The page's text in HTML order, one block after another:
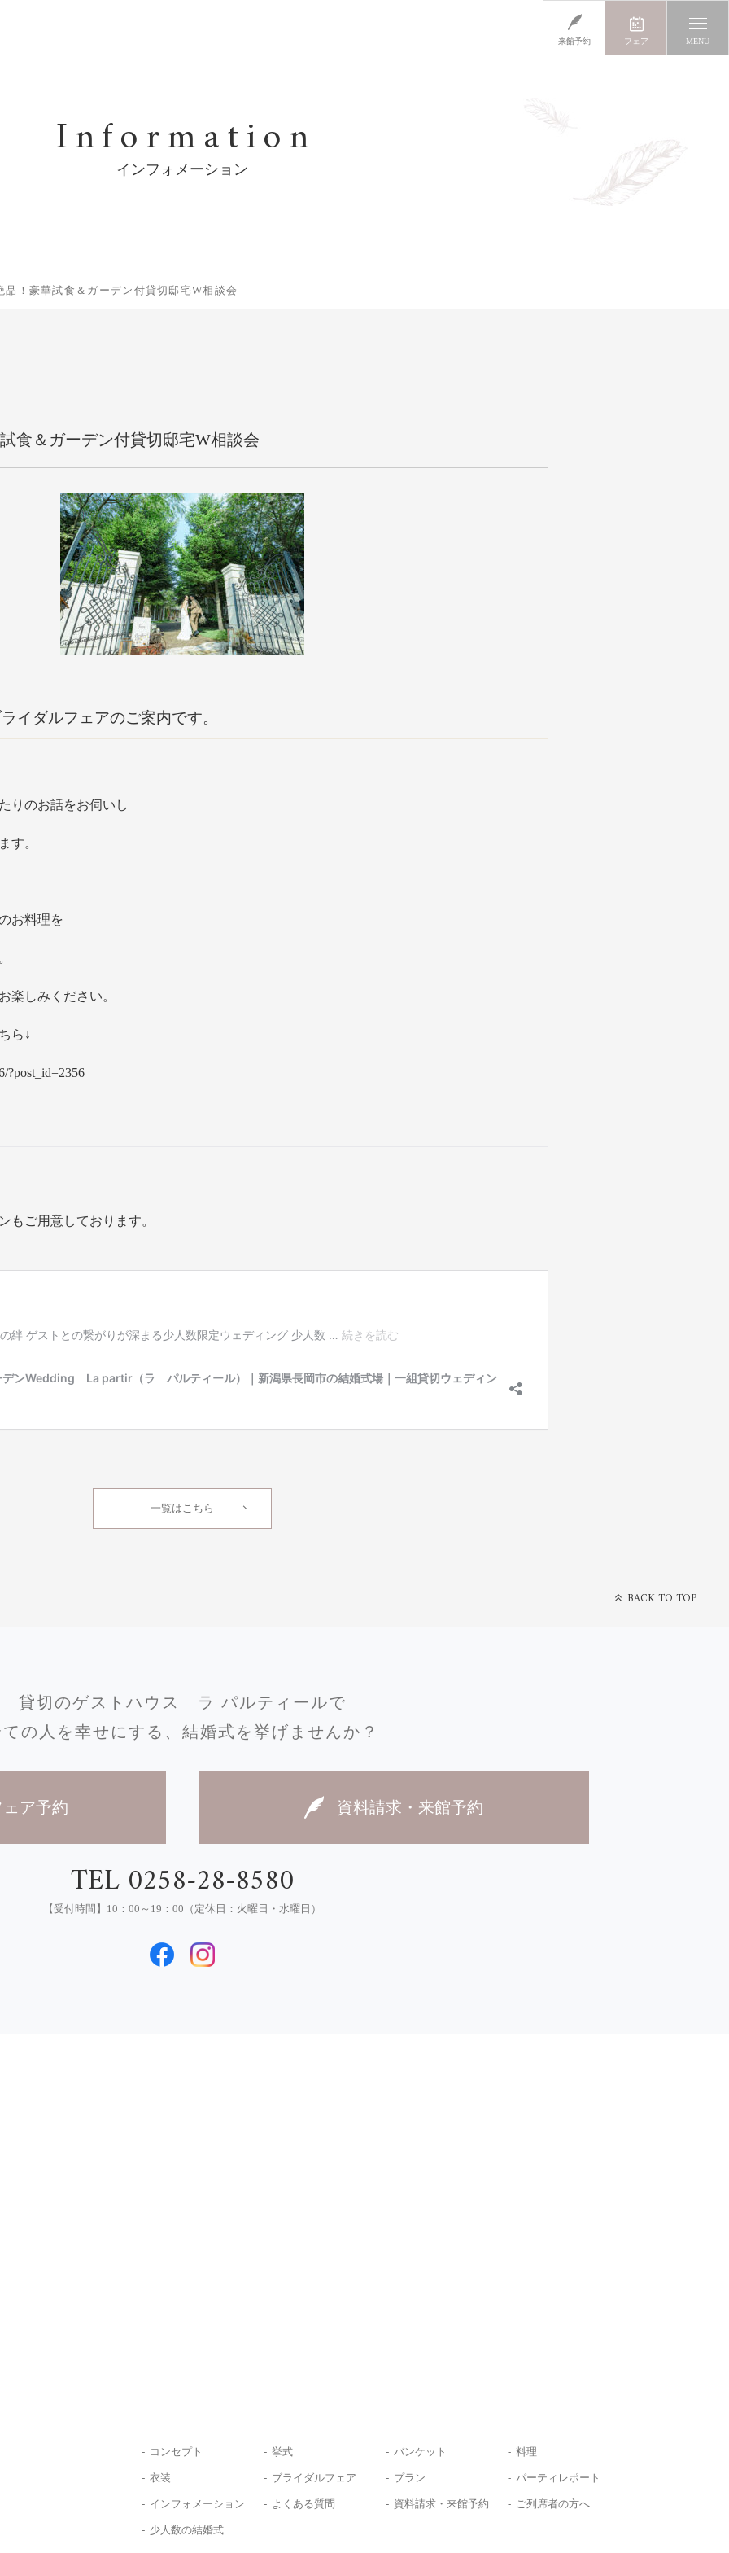
来館予約 フェア MENU
Information
インフォメーション
！豪華試食＆ガーデン付貸切邸宅W相談会
食＆ガーデン付貸切邸宅W相談会
イダルフェアのご案内です。
りのお話をお伺いし
す。
お料理を
楽しみください。
ら↓
?post_id=2356
もご用意しております。
一覧はこちら
貸切のゲストハウス
ラ パルティールで
の人を幸せにする、 結婚式を挙げませんか？
ア予約 資料請求・来館予約
TEL 0258-28-8580
【受付時間】10：00～19：00（定休日：火曜日・水曜日）
BACK TO TOP
コンセプト 挙式 バンケット 料理
衣装 ブライダルフェア プラン パーティレポート
インフォメーション よくある質問 資料請求・来館予約 ご列席者の方へ
少人数の結婚式